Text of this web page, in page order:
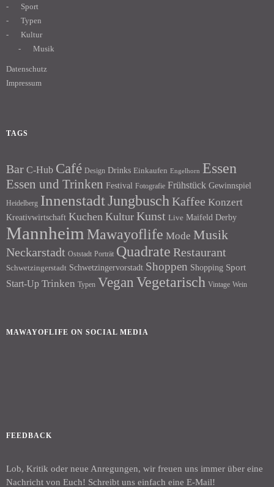
Sport
Typen
Kultur
Musik
Datenschutz
Impressum
TAGS
Bar C-Hub Café Design Drinks Einkaufen Engelhorn Essen
Essen und Trinken Festival Fotografie Frühstück Gewinnspiel
Heidelberg InnenstadtJungbusch Kaffee Konzert
Kreativwirtschaft Kuchen Kultur Kunst Live Maifeld Derby
Mannheim Mawayoflife Mode Musik
Neckarstadt Oststadt Porträt Quadrate Restaurant
Schwetzingerstadt Schwetzingervorstadt Shoppen Shopping Sport
Start-Up Trinken Typen Vegan Vegetarisch Vintage Wein
MAWAYOFLIFE ON SOCIAL MEDIA
FEEDBACK
Lob, Kritik oder neue Anregungen, wir freuen uns immer über eine
Nachricht von Euch! Schreibt uns einfach eine E-Mail!